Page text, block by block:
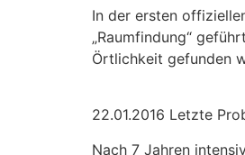
In der ersten
„Raumfindung“
Örtlichkeit gefunden
22.01.2016 Letzte
Nach 7 Jahren